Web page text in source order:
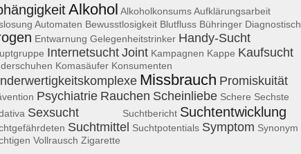
Alkohol AlkoholkonsumsAufklärungsarbeit
Automaten Bewusstlosigkeit Blutfluss Bühringer Diagnostisch
Entwarnung Gelegenheitstrinker Handy-Sucht
Internetsucht Joint Kampagnen Kappe Kaufsucht
Komasäufer Konsumenten
Missbrauch Promiskuität
Psychiatrie Rauchen Scheinliebe Schere Sechste
Sexsucht Suchtbericht Suchtentwicklung
Suchtmittel Suchtpotentials Symptom Synonym
Vollrausch Zigarette